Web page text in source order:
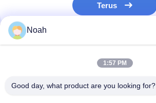
Mesin pengelasan titik sisi tunggal
Mesin Las Jahitan
Senjata Pengelasan Titik Robot
Terus
Kategori Kami
Noah
1:57 PM
Good day, what product are you looking for?